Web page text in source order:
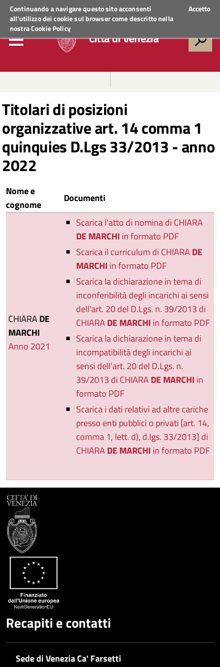
Continuando a navigare questo sito acconsenti
all'utilizzo dei cookie sul browser come descritto nella
nostraCookie Policy
Accetto
Regione VenetoACCEDI AI SERVIZI
Città di Venezia
Titolari di posizioni
organizzative art. 14 comma 1
quinquies D.Lgs 33/2013 - anno
2022
Nome e
cognome
Documenti
CHIARADE
MARCHI
Anno 2021
Scarica l'atto di nomina di CHIARA
DE MARCHI in formato PDF
Scarica il curriculum di CHIARADE
MARCHI in formato PDF
Scarica la dichiarazione in tema di
inconferibilità degli incarichi ai sensi
dell'art. 20 del D.Lgs. n. 39/2013 di
CHIARADE MARCHI in formato PDF
Scarica la dichiarazione in tema di
incompatibilità degli incarichi ai
sensi dell'art. 20 del D.Lgs. n.
39/2013 di CHIARADE MARCHI in
formato PDF
Scarica i dati relativi ad altre cariche
presso enti pubblici o privati [art. 14,
comma 1, lett. d), d.lgs. 33/2013] di
CHIARADE MARCHI in formato PDF
Recapiti e contatti
Sede di Venezia Ca' Farsetti